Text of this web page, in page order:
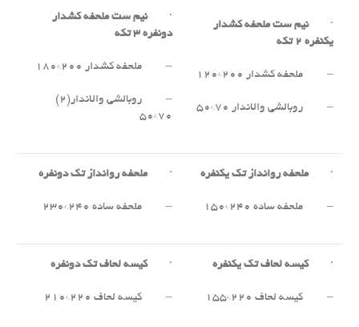
·نیم ست ملحفه کشدار
یکنفره ۲ تکه
– ملحفه کشدار ۲۰۰*۱۲۰
– روبالشی والاندار ۷۰*۵۰
·نیم ست ملحفه کشدار
دونفره ۳تکه
– ملحفه کشدار ۲۰۰*۱۸۰
– روبالشی والاندار(۲)
۷۰*۵۰
·ملحفه روانداز تک یکنفره
– ملحفه ساده ۲۴۰*۱۵۰
·ملحفه روانداز تک دونفره
– ملحفه ساده ۲۴۰*۲۳۰
·کیسه لحاف تک یکنفره
– کیسه لحاف ۲۲۰*۱۵۵
·کیسه لحاف تک دونفره
– کیسه لحاف ۲۲۰*۲۱۰